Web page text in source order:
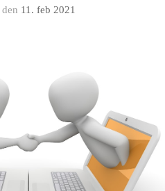
den 11. feb 2021